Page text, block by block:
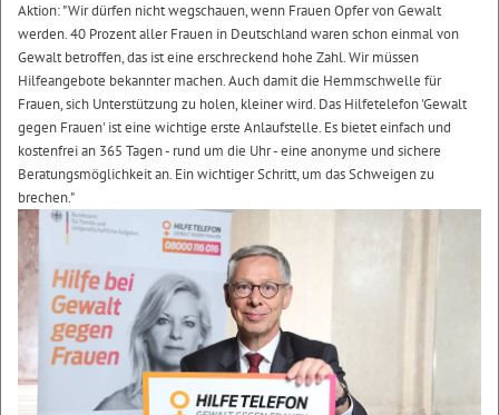
Aktion: "Wir dürfen nicht wegschauen, wenn Frauen Opfer von Gewalt
werden. 40 Prozent aller Frauen in Deutschland waren schon einmal von
Gewalt betroffen, das ist eine erschreckend hohe Zahl. Wir müssen
Hilfeangebote bekannter machen. Auch damit die Hemmschwelle für
Frauen, sich Unterstützung zu holen, kleiner wird. Das Hilfetelefon 'Gewalt
gegen Frauen' ist eine wichtige erste Anlaufstelle. Es bietet einfach und
kostenfrei an 365 Tagen - rund um die Uhr - eine anonyme und sichere
Beratungsmöglichkeit an. Ein wichtiger Schritt, um das Schweigen zu
brechen."